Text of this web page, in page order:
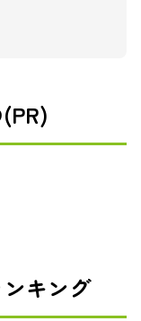
キング